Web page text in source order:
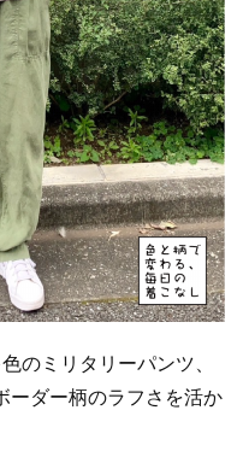
のミリタリーパンツ、
ーダー柄のラフさを活か